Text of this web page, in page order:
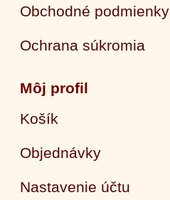
Obchodné podmienky
Ochrana súkromia
Môj profil
Košík
Objednávky
Nastavenie účtu